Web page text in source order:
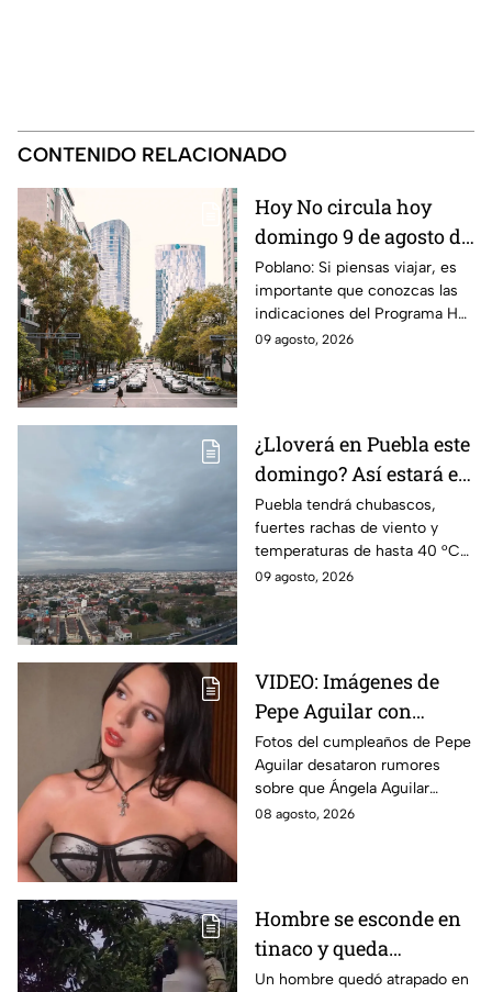
CONTENIDO RELACIONADO
Hoy No circula hoy
domingo 9 de agosto de
2026: ¿Qué autos no
transitan en la CDMX y
EdoMex?
Poblano: Si piensas viajar, es
importante que conozcas las
indicaciones del Programa Hoy
No Circula HOY domingo 9 de
09 agosto, 2026
¿Lloverá en Puebla este
domingo? Así estará el
clima HOY 9 de agosto
Puebla tendrá chubascos,
fuertes rachas de viento y
temperaturas de hasta 40 °C
en el suroeste durante este
09 agosto, 2026
VIDEO: Imágenes de
Pepe Aguilar con
Ángela desatan
rumores ¿Está
embarazada?
Fotos del cumpleaños de Pepe
Aguilar desataron rumores
sobre que Ángela Aguilar
podría estar embarazada;
08 agosto, 2026
Hombre se esconde en
tinaco y queda
atrapado por más de
Un hombre quedó atrapado en